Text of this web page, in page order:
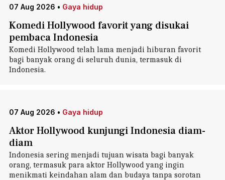
07 Aug 2026 • Gaya hidup
Komedi Hollywood favorit yang disukai
pembaca Indonesia
Komedi Hollywood telah lama menjadi hiburan favorit
bagi banyak orang di seluruh dunia, termasuk di
Indonesia.
07 Aug 2026 • Gaya hidup
Aktor Hollywood kunjungi Indonesia diam-
diam
Indonesia sering menjadi tujuan wisata bagi banyak
orang, termasuk para aktor Hollywood yang ingin
menikmati keindahan alam dan budaya tanpa sorotan